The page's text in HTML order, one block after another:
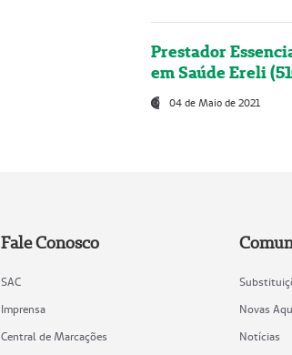
Prestador
em Saúde Ereli
04 de Maio de 2021
Fale Conosco
SAC
Imprensa
Central de Marcações
Novas
Notícias